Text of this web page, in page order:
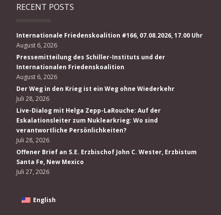
RECENT POSTS
Internationale Friedenskoalition #166, 07.08.2026, 17.00 Uhr
August 6, 2026
Pressemitteilung des Schiller-Instituts und der
Internationalen Friedenskoalition
August 6, 2026
Der Weg in den Krieg ist ein Weg ohne Wiederkehr
Juli 28, 2026
Live-Dialog mit Helga Zepp-LaRouche: Auf der
Eskalationsleiter zum Nuklearkrieg: Wo sind
verantwortliche Persönlichkeiten?
Juli 28, 2026
Offener Brief an S.E. Erzbischof John C. Wester, Erzbistum
Santa Fe, New Mexico
Juli 27, 2026
English